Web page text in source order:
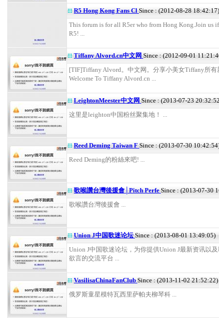
R5 Hong Kong Fans Cl Since : (2012-08-28 18:42:17)
This forum is for all R5er who from Hong Kong.Join us
R5! ...
Tiffany Alvord.cn中文网 Since : (2012-09-01
[TIF]Tiffany Alvord。中文网。分享小美女Tiffany所有
Welcome To Tiffany Alvord.cn ...
LeightonMeester中文网 Since : (2013-07-23
这里是leighton中国粉丝聚集地！ ...
Reed Deming Taiwan F Since : (2013-07-30
Reed Deming的粉絲來吧! ...
歌喉讚台灣後援會│Pitch Perfe Since : (2013-07-30
歌喉讚台灣後援會 ...
Union J中国歌迷论坛Since : (2013-08-01 13:49:05)
Union J中国歌迷论坛，为你提供Union J最新资讯以
欲言的交流平台 ...
VasilisaChinaFanClub Since : (2013-11-02 21:52:22)
俄罗斯童星模特瓦西里萨帕夫柳琴科 ...